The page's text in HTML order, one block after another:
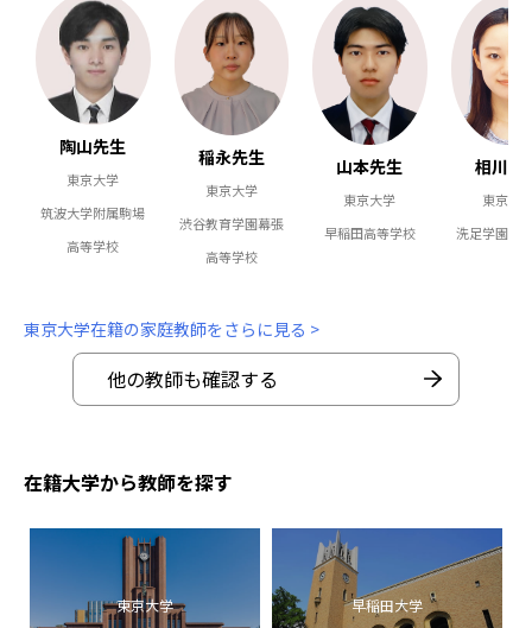
陶山先生
東京大学
筑波大学附属駒場
高等学校
稲永先生
東京大学
渋谷教育学園幕張
高等学校
山本先生
東京大学
早稲田高等学校
相川先
東京大
洗足学園高
東京大学在籍の家庭教師をさらに見る >
他の教師も確認する
在籍大学から教師を探す
東京大学 早稲田大学